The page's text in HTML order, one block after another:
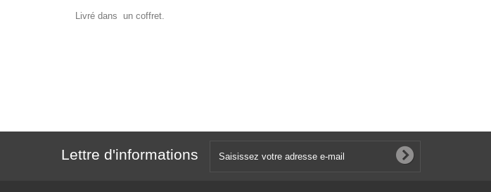
Livré dans un coffret.
Lettre d'informations